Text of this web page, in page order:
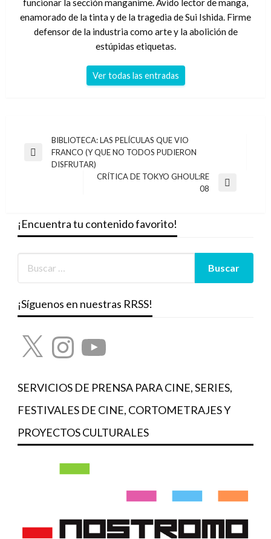
funcionar la sección manganime. Ávido lector de manga,
enamorado de la tinta y de la tragedia de Sui Ishida. Firme
defensor de la industria como arte y la abolición de
estúpidas etiquetas.
Ver todas las entradas
Navegación
de
Entrada
anterior
BIBLIOTECA: LAS PELÍCULAS QUE VIO
FRANCO (Y QUE NO TODOS PUDIERON
DISFRUTAR)
CRÍTICA DE TOKYO GHOUL:RE
08
¡Encuentra tu contenido favorito!
¡Síguenos en nuestras RRSS!
X InstagramYouTube
SERVICIOS DE PRENSA PARA CINE, SERIES,
FESTIVALES DE CINE, CORTOMETRAJES Y
PROYECTOS CULTURALES